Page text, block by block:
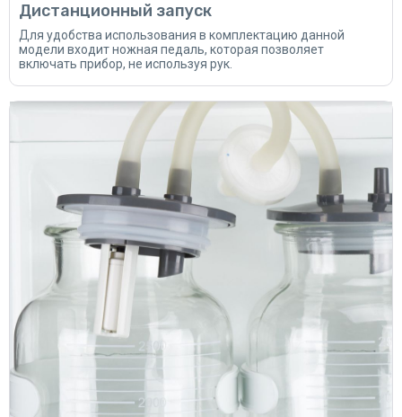
Дистанционный запуск
Для удобства использования в комплектацию данной
модели входит ножная педаль, которая позволяет
включать прибор, не используя рук.